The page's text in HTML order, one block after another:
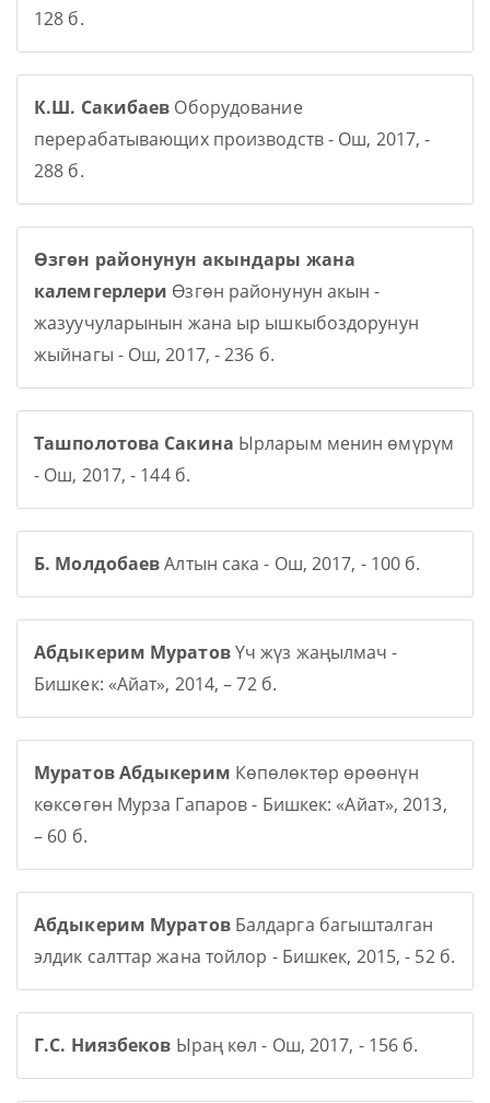
128 б.
К.Ш. Сакибаев Оборудование
перерабатывающих производств - Ош, 2017, -
288 б.
Өзгөн районунун акындары жана
калемгерлери Өзгөн районунун акын -
жазуучуларынын жана ыр ышкыбоздорунун
жыйнагы - Ош, 2017, - 236 б.
Ташполотова Сакина Ырларым менин өмүрүм
- Ош, 2017, - 144 б.
Б. МолдобаевАлтын сака - Ош, 2017, - 100 б.
Абдыкерим МуратовҮч жүз жаңылмач -
Бишкек: «Айат», 2014, – 72 б.
Муратов Абдыкерим Көпөлөктөр өрөөнүн
көксөгөн Мурза Гапаров - Бишкек: «Айат», 2013,
– 60 б.
Абдыкерим МуратовБалдарга багышталган
элдик салттар жана тойлор - Бишкек, 2015, - 52 б.
Г.С. Ниязбеков Ыраң көл - Ош, 2017, - 156 б.